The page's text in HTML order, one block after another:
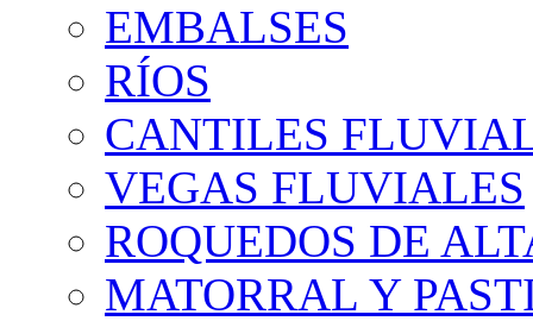
EMBALSES
RÍOS
CANTILES
VEGAS FLUVIALES
ROQUEDOS DE
MATORRAL Y